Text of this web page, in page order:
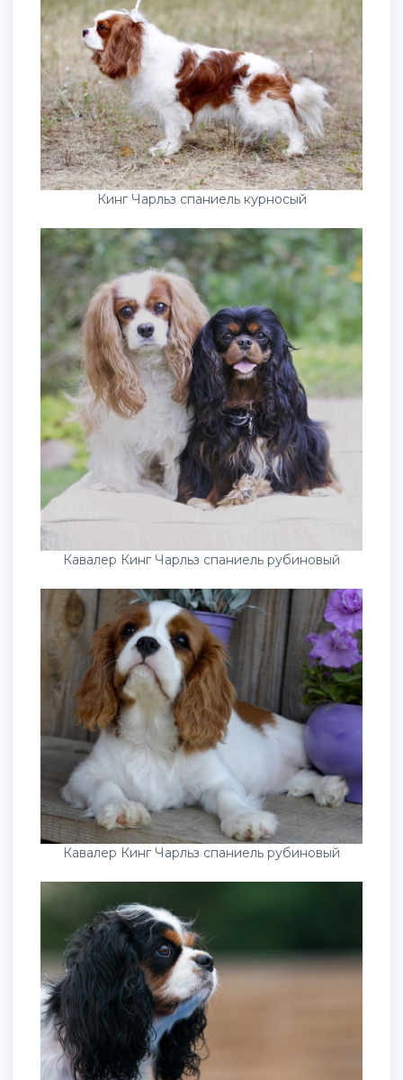
Кинг Чарльз спаниель курносый
Кавалер Кинг Чарльз спаниель рубиновый
Кавалер Кинг Чарльз спаниель рубиновый